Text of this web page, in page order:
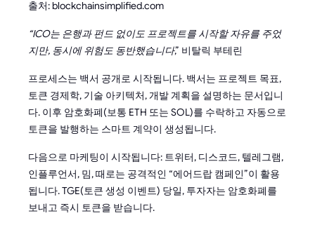
출처: blockchainsimplified.com
“ICO는 은행과 펀드 없이도 프로젝트를 시작할 자유를 주었
지만, 동시에 위험도 동반했습니다,” 비탈릭 부테린
프로세스는 백서 공개로 시작됩니다. 백서는 프로젝트 목표,
토큰 경제학, 기술 아키텍처, 개발 계획을 설명하는 문서입니
다. 이후 암호화폐(보통 ETH 또는 SOL)를 수락하고 자동으로
토큰을 발행하는 스마트 계약이 생성됩니다.
다음으로 마케팅이 시작됩니다: 트위터, 디스코드, 텔레그램,
인플루언서, 밈, 때로는 공격적인 “에어드랍 캠페인”이 활용
됩니다. TGE(토큰 생성 이벤트) 당일, 투자자는 암호화폐를
보내고 즉시 토큰을 받습니다.